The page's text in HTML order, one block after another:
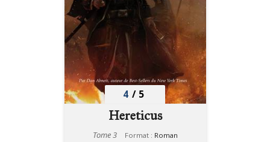
4 / 5
Hereticus
Tome 3 Format : Roman